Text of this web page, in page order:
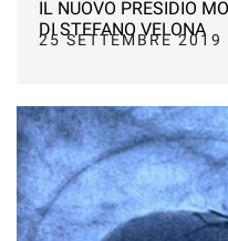
IL NUOVO PRESIDIO
DI STEFANO VELONA
25 SETTEMBRE 2019